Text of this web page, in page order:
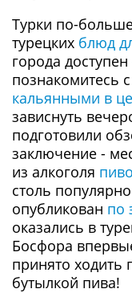
Турки по-
турецких блюд
города доступен
познакомитесь
кальянными в
зависнуть
подготовили
заключение -
из алкоголя пиво
столь
опубликован по
оказались в
Босфора
принято ходить
бутылкой пива!